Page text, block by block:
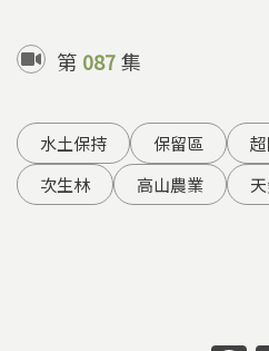
第 087集
水土保持 保留區
次生林
高山農業